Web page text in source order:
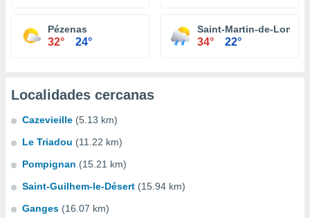
Pézenas
32° 24°
Saint-Martin-de-
34° 22°
Localidades cercanas
Cazevieille (5.13 km)
Le Triadou (11.22 km)
Pompignan (15.21 km)
Saint-Guilhem-le-Désert (15.94 km)
Ganges (16.07 km)